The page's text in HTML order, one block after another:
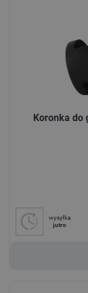
Koronka do
wysyłka
jutro